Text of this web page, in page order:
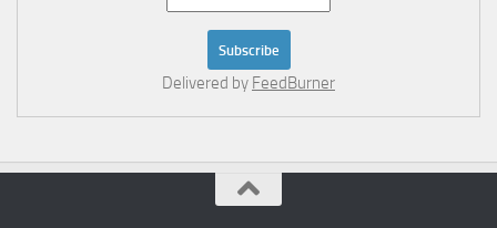
Delivered by FeedBurner